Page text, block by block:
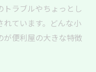
ラブルやちょっとし
ています。どんな小
が便利屋の大きな特徴